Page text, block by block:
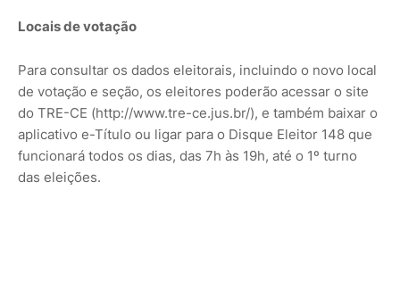
Locais de votação
Para consultar os dados eleitorais, incluindo o novo local
de votação e seção, os eleitores poderão acessar o site
do TRE-CE (http://www.tre-ce.jus.br/), e também baixar o
aplicativo e-Título ou ligar para o Disque Eleitor 148 que
funcionará todos os dias, das 7h às 19h, até o 1º turno
das eleições.